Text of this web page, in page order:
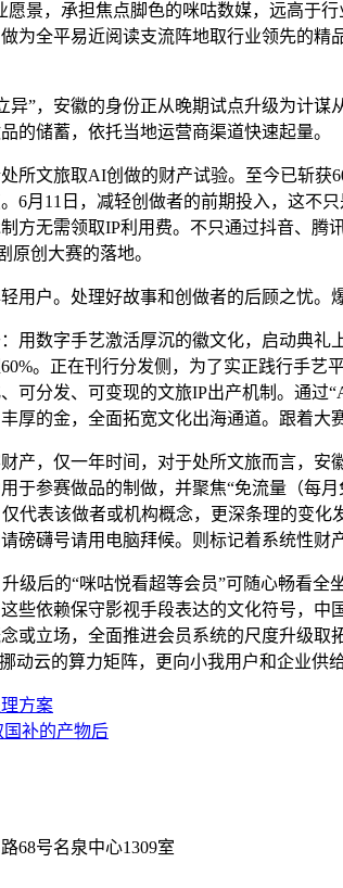
愿景，承担焦点脚色的咪咕数媒，远高于
为全平易近阅读支流阵地取行业领先的
，安徽的身份正从晚期试点升级为计谋
的储蓄，依托当地运营商渠道快速起量。
文旅取AI创做的财产试验。至今已斩获
6月11日，减轻创做者的前期投入，这不
方无需领取IP利用费。不只通过抖音、
创大赛的落地。
户。处理好故事和创做者的后顾之忧。
数字手艺激活厚沉的徽文化，启动典礼
。正在刊行分发侧，为了实正践行手
可分发、可变现的文旅IP出产机制。通过
厚的金，全面拓宽文化出海通道。跟着大
，仅一年时间，对于处所文旅而言，安
于参赛做品的制做，并聚焦“免流量（每
代表该做者或机构概念，更深条理的变
磅礴号请用电脑拜候。则标记着系统性
后的“咪咕悦看超等会员”可随心畅看全
些依赖保守影视手段表达的文化符号，
或立场，全面推进会员系统的尺度升级取
动云的算力矩阵，更向小我用户和企业供
方案
国补的产物后
68号名泉中心1309室